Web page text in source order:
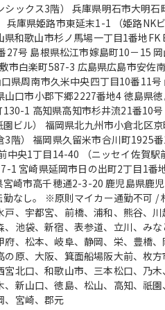
シックス3階） 兵庫県明石市大明
兵庫県姫路市東延末1-1 （姫路NK
和歌山市杉ノ馬場一丁目1番地FK
27号 島根県松江市嫁島町10－15
市白楽町587-3 広島県広島市安佐
県周南市久米中央四丁目10番11
口市小郡下郷2227番地4 徳島県
1 高知県高知市杉井流21番10
ビル） 福岡県北九州市小倉北区
3階） 福岡県久留米市合川町1925
中央1丁目14-40 （ニッセイ佐賀駅
1 宮崎県延岡市日の出町2丁目1番
宮崎市高千穂通2-3-20 鹿児島県鹿
戸、宇都宮、前橋、浦和、熊谷、
池袋、新宿、表参道、立川、みな
、松本、岐阜、静岡、栄、豊橋、
の原、大阪、箕面船場阪大前、枚
宮北口、和歌山市、三本松口、乃
、新山口、徳島、松山、高知、祇
、宮崎、郡元